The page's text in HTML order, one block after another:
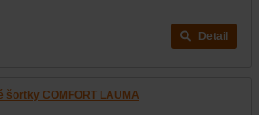
Detail
COMFORT LAUMA